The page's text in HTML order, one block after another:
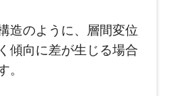
造のように、層間変位
傾向に差が生じる場合
。